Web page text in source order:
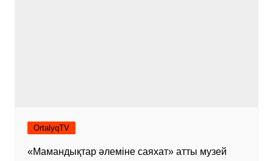
OrtalyqTV
«Мамандықтар әлеміне саяхат» атты музей